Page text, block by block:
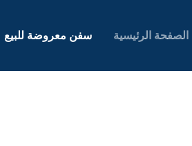
الصفحة الرئيسية سفن معروضة للبيع